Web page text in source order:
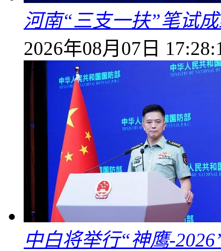
河南“三支一扶”笔试
2026年08月07日
中白将举行“神鹰-